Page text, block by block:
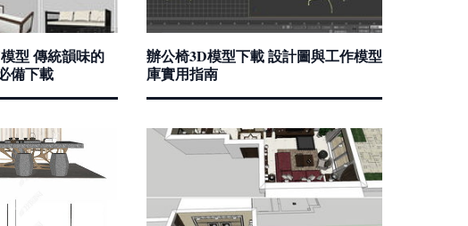
型 傳統韻味的
備下載
辦公椅3D模型下載 設計圖與工作模型
庫實用指南